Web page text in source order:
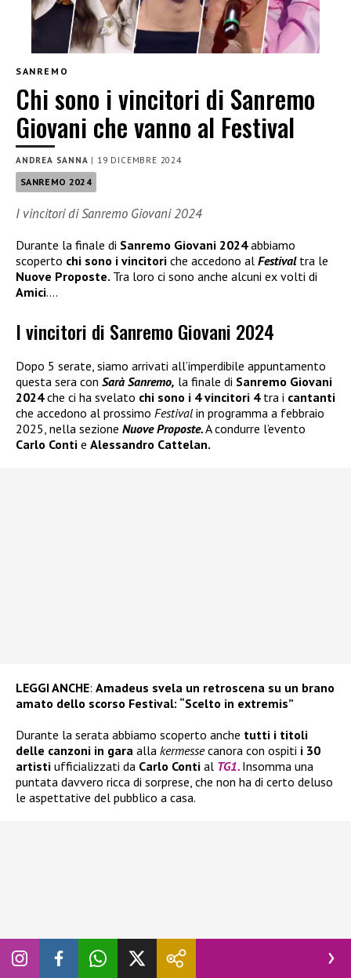
SANREMO
Chi sono i vincitori di Sanremo
Giovani che vanno al Festival
ANDREA SANNA | 19 DICEMBRE 2024
SANREMO 2024
I vincitori di Sanremo Giovani 2024
Durante la finale di Sanremo Giovani 2024abbiamo
scoperto chi sono i vincitori che accedono al Festival tra le
Nuove Proposte. Tra loro ci sono anche alcuni ex volti di
Amici….
I vincitori di Sanremo Giovani 2024
Dopo 5 serate, siamo arrivati all’imperdibile appuntamento
questa sera con Sarà Sanremo, la finale di Sanremo Giovani
2024che ci ha svelato chi sono i 4 vincitori 4 tra i cantanti
che accedono al prossimo Festival in programma a febbraio
2025, nella sezione Nuove Proposte.A condurre l’evento
Carlo Conti e Alessandro Cattelan.
LEGGI ANCHE: Amadeus svela un retroscena su un brano
amato dello scorso Festival: “Scelto in extremis”
Durante la serata abbiamo scoperto anche tutti i titoli
delle canzoni in gara alla kermessecanora con ospiti i 30
artisti ufficializzati da Carlo Conti al TG1. Insomma una
puntata davvero ricca di sorprese, che non ha di certo deluso
le aspettative del pubblico a casa.